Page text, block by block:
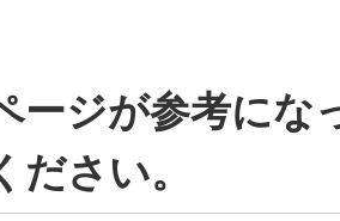
ージが参考にな
ださい。